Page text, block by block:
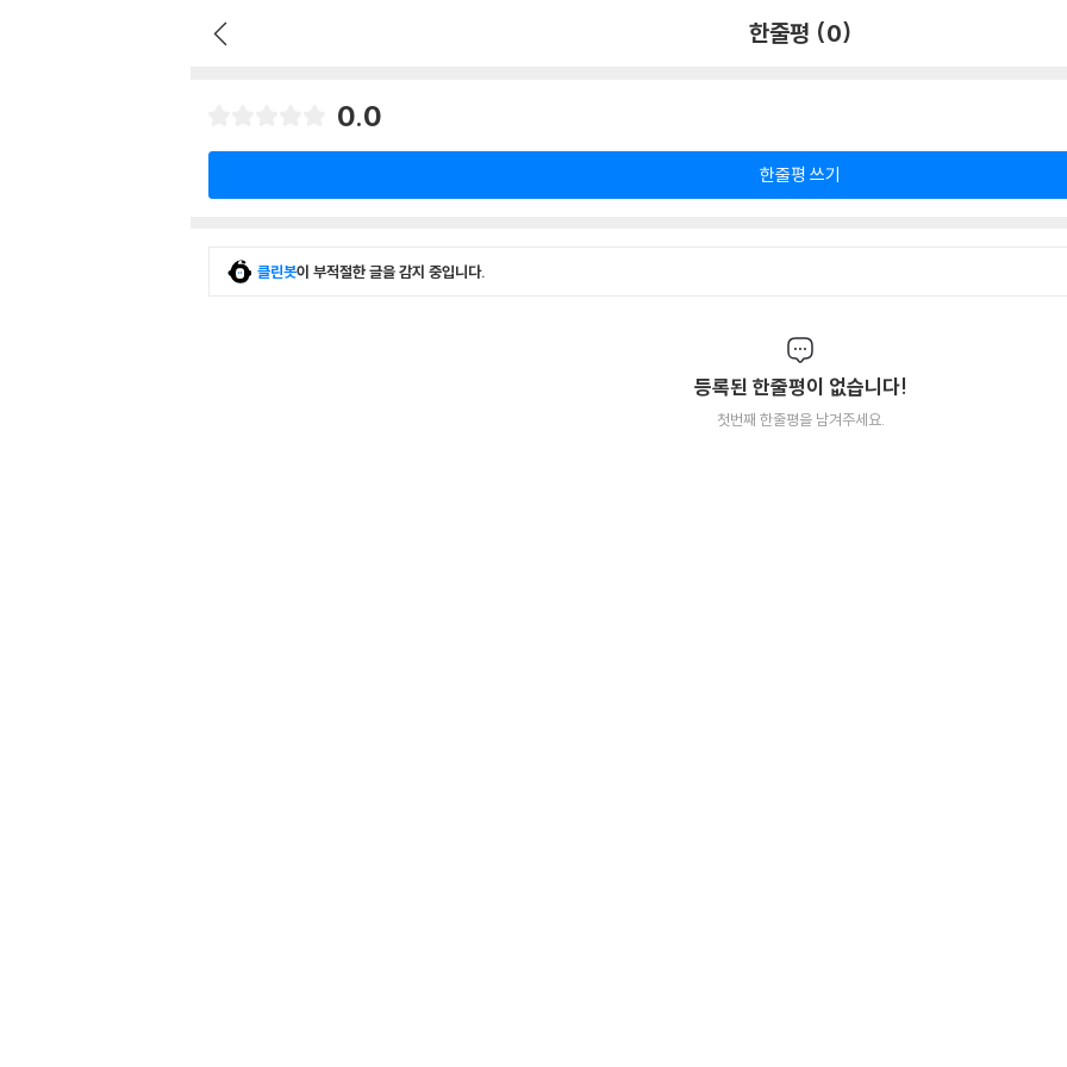
한줄평 (0)
0.0
한줄평 쓰기
클린봇이 부적절한 글을 감지 중입니다.
등록된 한줄평이 없습니다!
첫번째 한줄평을 남겨주세요.